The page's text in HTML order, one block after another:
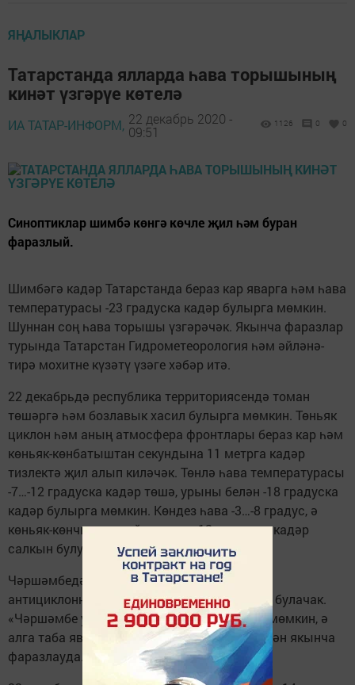
ЯҢАЛЫКЛАР
Татарстанда ялларда һава торышының
кинәт үзгәрүе көтелә
ИА ТАТАР-ИНФОРМ, 22 декабрь 2020 -
09:51
1126 0 0
Синоптиклар шимбә көнгә көчле җил һәм буран
фаразлый.
Шимбәгә кадәр Татарстанда бераз кар яварга һәм һава
температурасы -23 градуска кадәр булырга мөмкин.
Шуннан соң һава торышы үзгәрәчәк. Якынча фаразлар
турында Татарстан Гидрометеорология һәм әйләнә-
тирә мохитне күзәтү үзәге хәбәр итә.
22 декабрьдә республика территориясендә томан
төшәргә һәм бозлавык хасил булырга мөмкин. Төньяк
циклон һәм аның атмосфера фронтлары бераз кар һәм
көньяк-көнбатыштан секундына 11 метрга кадәр
тизлектә җил алып киләчәк. Төнлә һава температурасы
-7…-12 градуска кадәр төшә, урыны белән -18 градуска
кадәр булырга мөмкин. Көндез һава -3…-8 градус, ә
көньяк-көнчыгыш районнарда -12 градуска кадәр
салкын булуы ихтимал.
Чәршәмбедән җомгага кадәр Татарстан
антициклонның көнбатыш перифериясендә булачак.
«Чәршәмбе урыны белән бераз кар яварга мөмкин, ә
алга таба явым-төшем ихтималы аз», диелгән якынча
фаразлауда.